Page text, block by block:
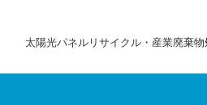
太陽光パネルリサイクル・産業廃棄